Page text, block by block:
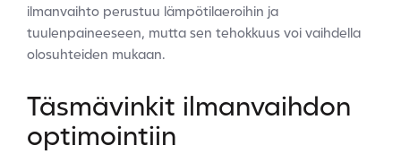
ilmanvaihto perustuu lämpötilaeroihin ja
tuulenpaineeseen, mutta sen tehokkuus voi vaihdella
olosuhteiden mukaan.
Täsmävinkit ilmanvaihdon
optimointiin